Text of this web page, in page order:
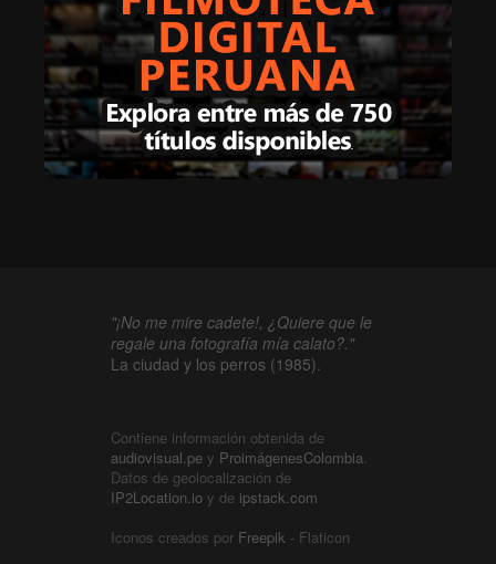
"¡No me mire cadete!, ¿Quiere que le
regale una fotografía mía calato?."
La ciudad y los perros (1985).
Contiene información obtenida de
audiovisual.pe y ProimágenesColombia.
Datos de geolocalización de
IP2Location.io y de ipstack.com
Iconos creados por Freepik - Flaticon